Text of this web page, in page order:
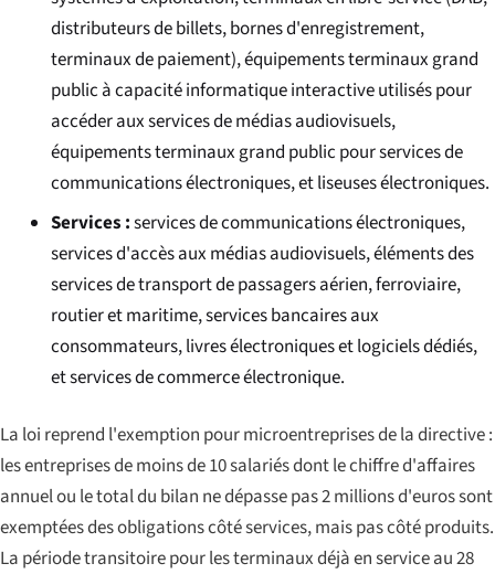
distributeurs de billets, bornes d'enregistrement,
terminaux de paiement), équipements terminaux grand
public à capacité informatique interactive utilisés pour
accéder aux services de médias audiovisuels,
équipements terminaux grand public pour services de
communications électroniques, et liseuses électroniques.
Services :services de communications électroniques,
services d'accès aux médias audiovisuels, éléments des
services de transport de passagers aérien, ferroviaire,
routier et maritime, services bancaires aux
consommateurs, livres électroniques et logiciels dédiés,
et services de commerce électronique.
La loi reprend l'exemption pour microentreprises de la directive :
les entreprises de moins de 10 salariés dont le chiffre d'affaires
annuel ou le total du bilan ne dépasse pas 2 millions d'euros sont
exemptées des obligations côté services, mais pas côté produits.
La période transitoire pour les terminaux déjà en service au 28